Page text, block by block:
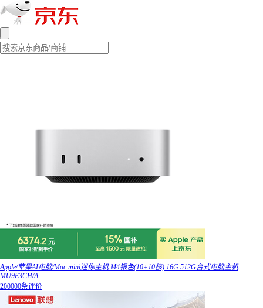
Apple/苹果AI电脑/Mac mini迷你主机 M4银色(10+10核) 16G 512G台式电脑主机
MU9E3CH/A
200000条评价